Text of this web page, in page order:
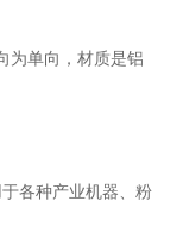
为单向，材质是铝
各种产业机器、粉